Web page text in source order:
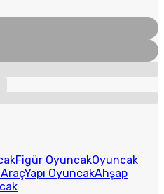
Figür OyuncakOyuncak
Yapı OyuncakAhşap